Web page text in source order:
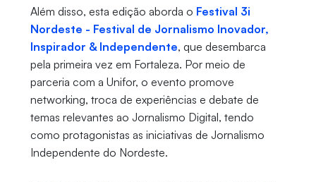
Além disso, esta edição aborda o Festival 3i
Nordeste - Festival de Jornalismo Inovador,
Inspirador & Independente, que desembarca
pela primeira vez em Fortaleza. Por meio de
parceria com a Unifor, o evento promove
networking, troca de experiências e debate de
temas relevantes ao Jornalismo Digital, tendo
como protagonistas as iniciativas de Jornalismo
Independente do Nordeste.